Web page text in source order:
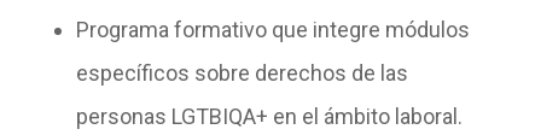
Programa formativoque integre módulos
específicos sobre derechos de las
personas LGTBIQA+ en el ámbito laboral.